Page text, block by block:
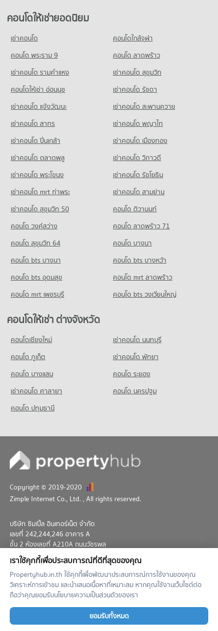
คอนโด งามวงศ์วาน 54
มีคอนโดให้เช่า 48 ประกาศ
ขายคอนโด งามวงศ์วาน 54
มีคอนโดขาย 52 ประกาศ
คอนโด พหลโยธิน 34
20 โครงการ
คอนโดให้เช่า พหลโยธิน 34
มีคอนโดขาย 194 ประกาศ
คอนโด พหลโยธิน 36
1 โครงการ
คอนโดให้เช่า พหลโยธิน 36
มีคอนโดให้เช่า 23 ประกาศ
ขายคอนโด พหลโยธิน 36
คอนโด พหลโยธิน 34/2
คอนโดให้เช่า พหลโยธิน 34/2
มีคอนโดให้เช่า 23 ประกาศ
มีคอนโดขาย 18 ประกาศ
คอนโด งามวงศ์วาน 56
คอนโดให้เช่า งามวงศ์วาน 56
มีคอนโดให้เช่า 23 ประกาศ
ขายคอนโด งามวงศ์วาน 56
มีคอนโดขาย 8 ประกาศ
คอนโด พหลโยธิน 34/1
มีคอนโดให้เช่า 20 ประกาศ
ขายคอนโด พหลโยธิน 34/1
คอนโด พหลโยธิน 38
1 โครงการ
คอนโดให้เช่า พหลโยธิน 38
มีคอนโดให้เช่า 55 ประกาศ
ขายคอนโด พหลโยธิน 38
คอนโด พหลโยธิน 41
2 โครงการ
คอนโดให้เช่า พหลโยธิน 41
มีคอนโดให้เช่า 58 ประกาศ
ขายคอนโด พหลโยธิน 41
คอนโดให้เช่ายอดนิยม
เช่าคอนโด
คอนโดใกล้จุฬา
คอนโด พระราม 9
คอนโด ลาดพร้าว
เช่าคอนโด รามคําแหง
เช่าคอนโด สุขุมวิท
คอนโดให้เช่า อ่อนนุช
เช่าคอนโด รัชดา
เช่าคอนโด แจ้งวัฒนะ
เช่าคอนโด สะพานควาย
เช่าคอนโด สาทร
เช่าคอนโด พญาไท
เช่าคอนโด ปิ่นเกล้า
เช่าคอนโด เมืองทอง
เช่าคอนโด ตลาดพลู
เช่าคอนโด วิภาวดี
เช่าคอนโด พระโขนง
เช่าคอนโด รัชโยธิน
เช่าคอนโด mrt ท่าพระ
เช่าคอนโด สามย่าน
เช่าคอนโด สุขุมวิท 50
คอนโด ติวานนท์
คอนโด วงศ์สว่าง
คอนโด ลาดพร้าว 71
คอนโด สุขุมวิท 64
คอนโด บางนา
คอนโด bts บางนา
คอนโด bts บางหว้า
คอนโด bts อุดมสุข
คอนโด mrt ลาดพร้าว
คอนโด mrt เพชรบุรี
คอนโด bts วงเวียนใหญ่
คอนโดให้เช่า ต่างจังหวัด
คอนโดเชียงใหม่
เช่าคอนโด นนทบุรี
คอนโด ภูเก็ต
เช่าคอนโด พัทยา
คอนโด บางแสน
คอนโด ระยอง
เช่าคอนโด ศาลายา
คอนโด นครปฐม
คอนโด ปทุมธานี
Copyright © 2019-2020
Zimple Internet Co., Ltd. , All rights reserved.
บริษัท ซิมเปิ้ล อินเทอร์เน็ต จำกัด
เลขที่ 242,244,246 อาคาร A
ชั้น 2 ห้องเลขที่ A210A ถนนวัชรพล
แขวงท่าแร้ง เขตบางเขน กทม. 10230
02-026-3049
support@propertyhub.in.th
Term of Service
Privacy Policy Contact
Verified by
เราใช้คุกกี้เพื่อประสบการณ์ที่ดีที่สุดของคุณ
Propertyhub.in.th ใช้คุกกี้เพื่อพัฒนาประสบการณ์การใช้งานของคุณ
วิเคราะห์การเข้าชม และนำเสนอเนื้อหาที่เหมาะสม หากคุณใช้งานเว็บไซต์ต่อ
ถือว่าคุณยอมรับนโยบายความเป็นส่วนตัวของเรา
ยอมรับทั้งหมด